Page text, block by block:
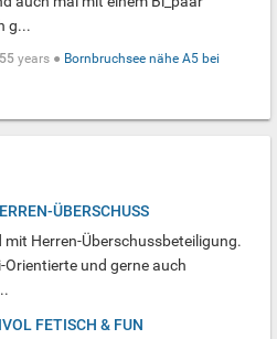
g...
55 years ● Bornbruchsee nähe A5 bei
ÜBERSCHUSS
Herren-Überschussbeteiligung.
Orientierte und gerne auch
FETISCH & FUN